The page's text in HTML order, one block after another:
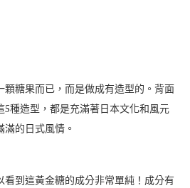
顆糖果而已，而是做成有造型的。背面
種造型，都是充滿著日本文化和風元
的日式風情。
看到這黃金糖的成分非常單純！成分有